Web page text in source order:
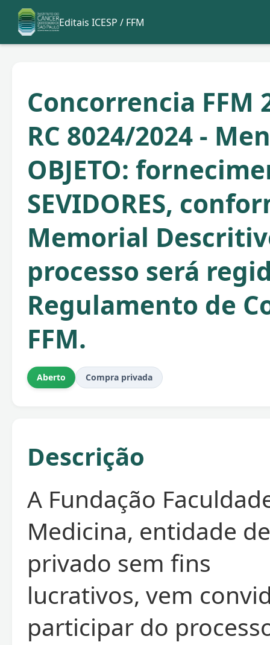
Editais ICESP / FFM
Concorrencia FFM
RC 8024/2024 -
OBJETO:
SEVIDORES,
Memorial
processo será
Regulamento de
FFM.
Aberto Compra privada
Descrição
A Fundação
Medicina, entidade
privado sem fins
lucrativos, vem
participar do